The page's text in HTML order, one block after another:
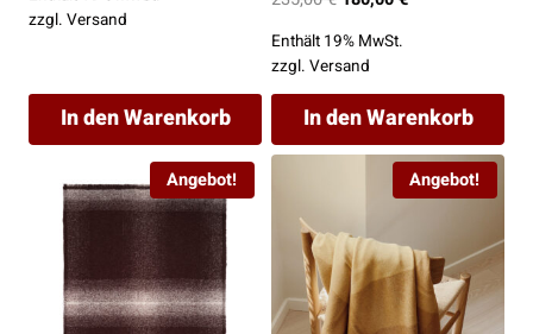
war:
235,00 €
zzgl. Versand
In den Warenkorb
war:
235,00 €
Enthält 19% MwSt.
zzgl. Versand
In den Warenkorb
Angebot! Angebot!